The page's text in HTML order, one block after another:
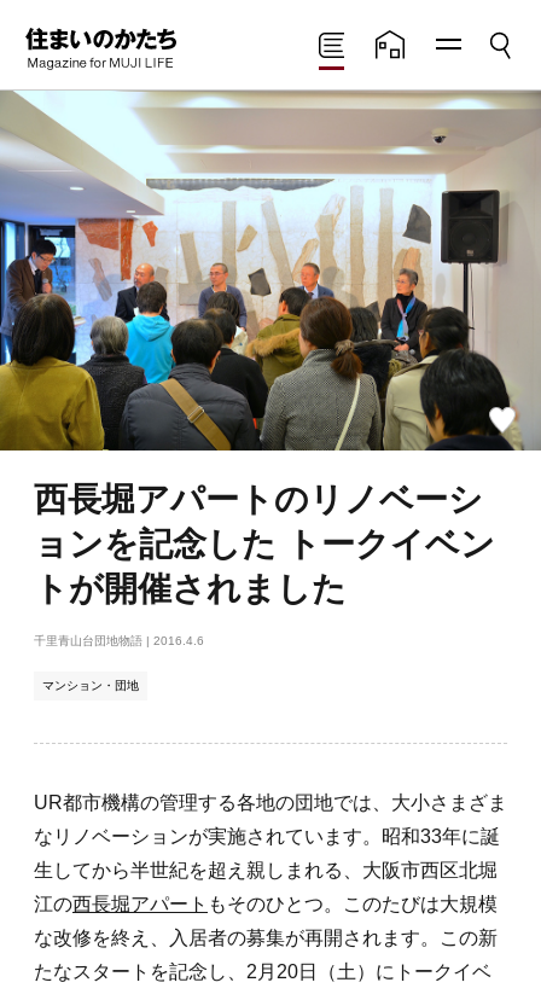
住まいのかたち
Magazine for MUJI
LIFE
メニ
検索
読みもの 住まいの実例
お
気
西長堀アパートのリノベーシ
ョンを記念した トークイベン
トが開催されました
千里青山台団地物語 | 2016.4.6
マンション・団地
UR都市機構の管理する各地の団地では、大小さまざま
なリノベーションが実施されています。昭和33年に誕
生してから半世紀を超え親しまれる、大阪市西区北堀
江の西長堀アパート もそのひとつ。このたびは大規模
な改修を終え、入居者の募集が再開されます。この新
たなスタートを記念し、2月20日（土）にトークイベ